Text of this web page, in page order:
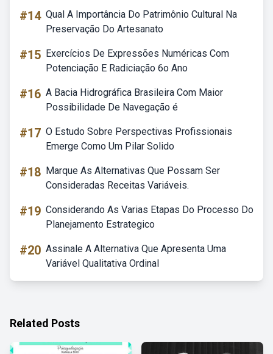
#14 Qual A Importância Do Patrimônio Cultural Na
Preservação Do Artesanato
#15 Exercícios De Expressões Numéricas Com
Potenciação E Radiciação 6o Ano
#16 A Bacia Hidrográfica Brasileira Com Maior
Possibilidade De Navegação é
#17 O Estudo Sobre Perspectivas Profissionais
Emerge Como Um Pilar Solido
#18 Marque As Alternativas Que Possam Ser
Consideradas Receitas Variáveis.
#19 Considerando As Varias Etapas Do Processo Do
Planejamento Estrategico
#20 Assinale A Alternativa Que Apresenta Uma
Variável Qualitativa Ordinal
Related Posts